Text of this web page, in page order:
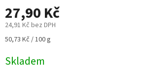
27,90 Kč
24,91 Kč bez DPH
Měrná
50,73 Kč / 100 g
Skladem